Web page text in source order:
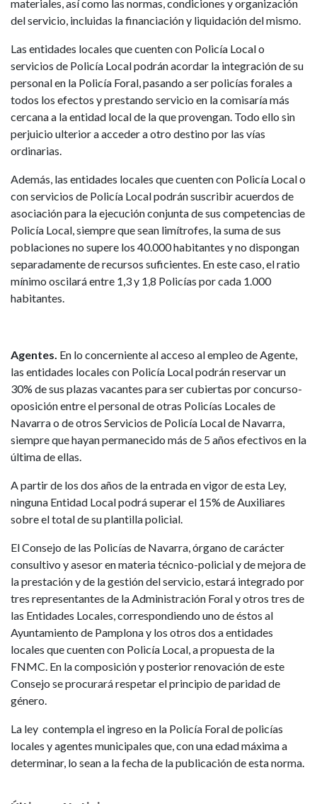
materiales, así como las normas, condiciones y organización
del servicio, incluidas la financiación y liquidación del mismo.
Las entidades locales que cuenten con Policía Local o
servicios de Policía Local podrán acordar la integración de su
personal en la Policía Foral, pasando a ser policías forales a
todos los efectos y prestando servicio en la comisaría más
cercana a la entidad local de la que provengan. Todo ello sin
perjuicio ulterior a acceder a otro destino por las vías
ordinarias.
Además, las entidades locales que cuenten con Policía Local o
con servicios de Policía Local podrán suscribir acuerdos de
asociación para la ejecución conjunta de sus competencias de
Policía Local, siempre que sean limítrofes, la suma de sus
poblaciones no supere los 40.000 habitantes y no dispongan
separadamente de recursos suficientes. En este caso, el ratio
mínimo oscilará entre 1,3 y 1,8 Policías por cada 1.000
habitantes.
Agentes. En lo concerniente al acceso al empleo de Agente,
las entidades locales con Policía Local podrán reservar un
30% de sus plazas vacantes para ser cubiertas por concurso-
oposición entre el personal de otras Policías Locales de
Navarra o de otros Servicios de Policía Local de Navarra,
siempre que hayan permanecido más de 5 años efectivos en la
última de ellas.
A partir de los dos años de la entrada en vigor de esta Ley,
ninguna Entidad Local podrá superar el 15% de Auxiliares
sobre el total de su plantilla policial.
El Consejo de las Policías de Navarra, órgano de carácter
consultivo y asesor en materia técnico-policial y de mejora de
la prestación y de la gestión del servicio, estará integrado por
tres representantes de la Administración Foral y otros tres de
las Entidades Locales, correspondiendo uno de éstos al
Ayuntamiento de Pamplona y los otros dos a entidades
locales que cuenten con Policía Local, a propuesta de la
FNMC. En la composición y posterior renovación de este
Consejo se procurará respetar el principio de paridad de
género.
La ley contempla el ingreso en la Policía Foral de policías
locales y agentes municipales que, con una edad máxima a
determinar, lo sean a la fecha de la publicación de esta norma.